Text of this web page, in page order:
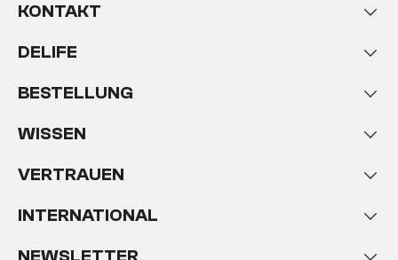
KONTAKT
DELIFE
BESTELLUNG
WISSEN
VERTRAUEN
INTERNATIONAL